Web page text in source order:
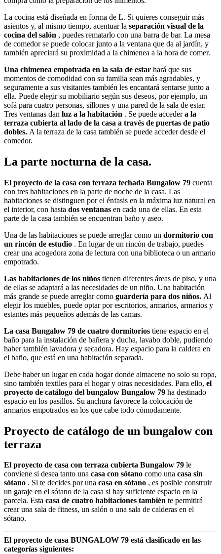
La cocina está diseñada en forma de L. Si quieres conseguir más
asientos y, al mismo tiempo, acentuar la separación visual de la
cocina del salón , puedes rematarlo con una barra de bar. La mesa
de comedor se puede colocar junto a la ventana que da al jardín, y
también apreciará su proximidad a la chimenea a la hora de comer.
Una chimenea empotrada en la sala de estar hará que sus
momentos de comodidad con su familia sean más agradables, y
seguramente a sus visitantes también les encantará sentarse junto a
ella. Puede elegir su mobiliario según sus deseos, por ejemplo, un
sofá para cuatro personas, sillones y una pared de la sala de estar.
Tres ventanas dan luz a la habitación . Se puede accedera la
terraza cubierta al lado de la casa a través de puertas de patio
dobles. A la terraza de la casa también se puede acceder desde el
comedor.
La parte nocturna de la casa.
El proyecto de la casa con terraza techada Bungalow 79 cuenta
con tres habitaciones en la parte de noche de la casa. Las
habitaciones se distinguen por el énfasis en la máxima luz natural en
el interior, con hasta dos ventanas en cada una de ellas. En esta
parte de la casa también se encuentran baño y aseo.
Una de las habitaciones se puede arreglar como un dormitorio con
un rincón de estudio . En lugar de un rincón de trabajo, puedes
crear una acogedora zona de lectura con una biblioteca o un armario
empotrado.
Las habitaciones de los niños tienen diferentes áreas de piso, y una
de ellas se adaptará a las necesidades de un niño. Una habitación
más grande se puede arreglar como guardería para dos niños. Al
elegir los muebles, puede optar por escritorios, armarios, armarios y
estantes más pequeños además de las camas.
La casa Bungalow 79 de cuatro dormitorios tiene espacio en el
baño para la instalación de bañera y ducha, lavabo doble, pudiendo
haber también lavadora y secadora. Hay espacio para la caldera en
el baño, que está en una habitación separada.
Debe haber un lugar en cada hogar donde almacene no solo su ropa,
sino también textiles para el hogar y otras necesidades. Para ello, el
proyecto de catálogo del bungalow Bungalow 79 ha destinado
espacio en los pasillos. Su anchura favorece la colocación de
armarios empotrados en los que cabe todo cómodamente.
Proyecto de catálogo de un bungalow con
terraza
El proyecto de casa con terraza cubierta Bungalow 79 le
conviene si desea tanto una casa con sótano como una casa sin
sótano . Si te decides por una casa en sótano , es posible construir
un garaje en el sótano de la casa si hay suficiente espacio en la
parcela. Esta casa de cuatro habitaciones también te permitirá
crear una sala de fitness, un salón o una sala de calderas en el
sótano.
El proyecto de casa BUNGALOW 79 está clasificado en las
categorías siguientes: